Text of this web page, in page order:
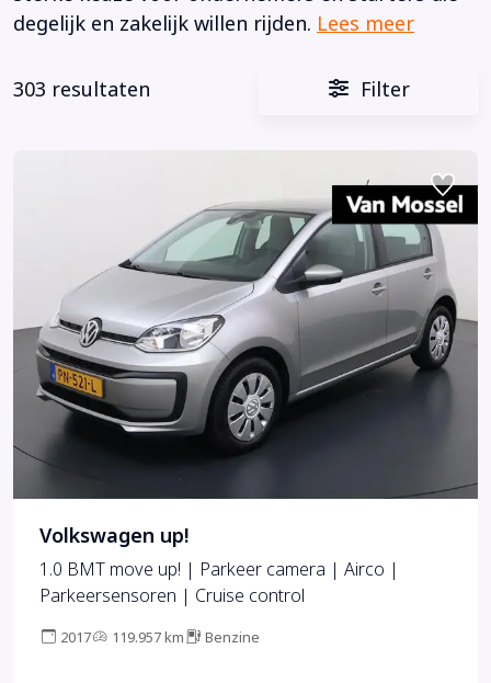
degelijk en zakelijk willen rijden. Lees meer
303 resultaten Filter
Volkswagen up!
1.0 BMT move up! | Parkeer camera | Airco |
Parkeersensoren | Cruise control
2017 119.957 km Benzine